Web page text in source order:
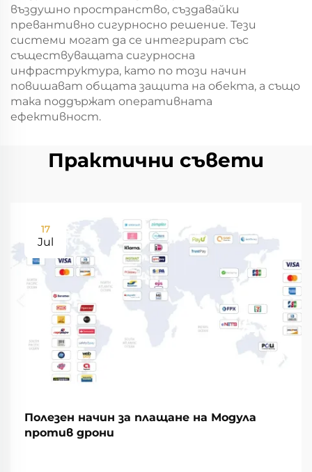
въздушно пространство, създавайки
превантивно сигурносно решение. Тези
системи могат да се интегрират със
съществуващата сигурносна
инфраструктура, като по този начин
повишават общата защита на обекта, а също
така поддържат оперативната
ефективност.
Практични съвети
17
Jul
Полезен начин за плащане на Модула
против дрони